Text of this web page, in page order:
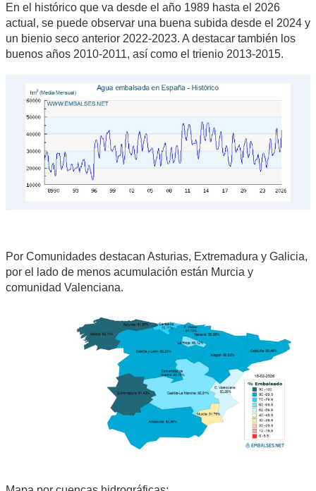
En el histórico que va desde el año 1989 hasta el 2026
actual, se puede observar una buena subida desde el 2024 y
un bienio seco anterior 2022-2023. A destacar también los
buenos años 2010-2011, así como el trienio 2013-2015.
Por Comunidades destacan Asturias, Extremadura y Galicia,
por el lado de menos acumulación están Murcia y
comunidad Valenciana.